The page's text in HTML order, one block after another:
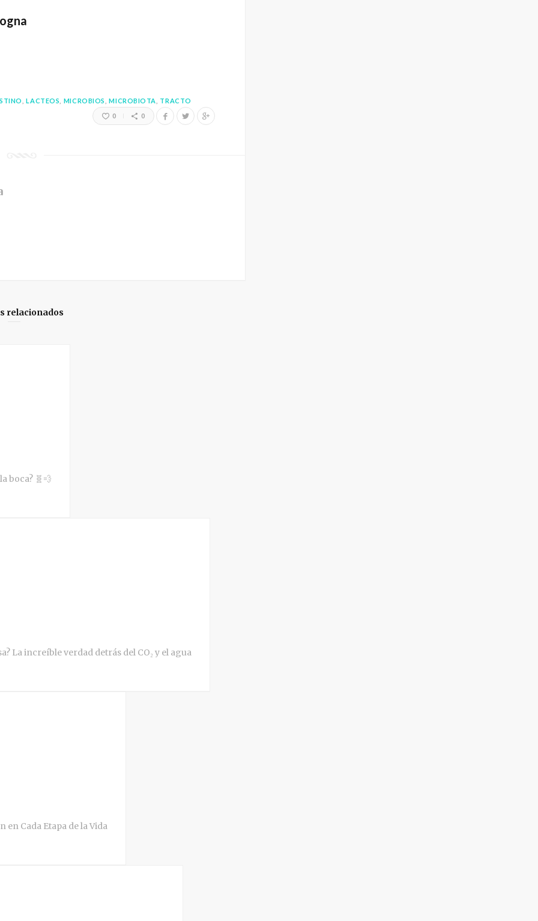
LACTEOS MICROBIOS MICROBIOTA
TRACTO
0
0
relacionados
boca? 🧬💨
La increíble verdad detrás del CO₂ y el agua
en Cada Etapa de la Vida